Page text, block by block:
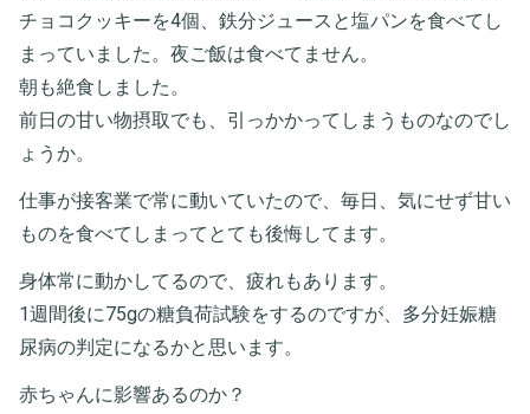
チョコクッキーを4個、鉄分ジュースと塩パンを食べてし
まっていました。夜ご飯は食べてません。
朝も絶食しました。
前日の甘い物摂取でも、引っかかってしまうものなのでし
ょうか。
仕事が接客業で常に動いていたので、毎日、気にせず甘い
ものを食べてしまってとても後悔してます。
身体常に動かしてるので、疲れもあります。
1週間後に75gの糖負荷試験をするのですが、多分妊娠糖
尿病の判定になるかと思います。
赤ちゃんに影響あるのか？